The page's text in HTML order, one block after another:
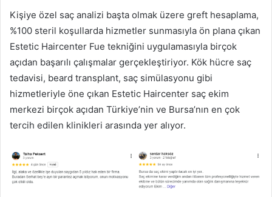
Kişiye özel saç analizi başta olmak üzere greft hesaplama,
%100 steril koşullarda hizmetler sunmasıyla ön plana çıkan
Estetic Haircenter Fue tekniğini uygulamasıyla birçok
açıdan başarılı çalışmalar gerçekleştiriyor. Kök hücre saç
tedavisi, beard transplant, saç simülasyonu gibi
hizmetleriyle öne çıkan Estetic Haircenter saç ekim
merkezi birçok açıdan Türkiye’nin ve Bursa’nın en çok
tercih edilen klinikleri arasında yer alıyor.